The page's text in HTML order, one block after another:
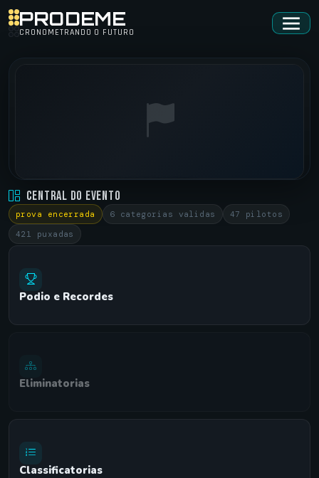
PRODEME
CRONOMETRANDO O FUTURO
MOSDA • MOSDA DESAFIO DAS RUAS
ARENA CARNELOS • 04/10/2025
Central do Evento
prova encerrada 6 categorias validas
47 pilotos
421 puxadas
Podio e Recordes
Eliminatorias
Classificatorias